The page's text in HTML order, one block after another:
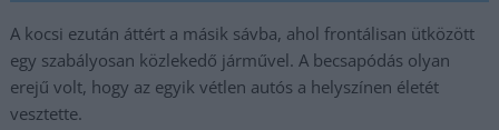
A kocsi ezután áttért a másik sávba, ahol frontálisan ütközött
egy szabályosan közlekedő járművel. A becsapódás olyan
erejű volt, hogy az egyik vétlen autós a helyszínen életét
vesztette.